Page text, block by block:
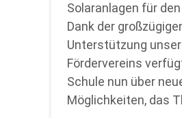
Solaranlagen für
Dank der
Unterstützung
Fördervereins
Schule nun über
Möglichkeiten, das